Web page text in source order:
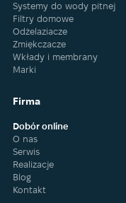
Systemy do wody pitnej
Filtry domowe
Odżelaziacze
Zmiękczacze
Wkłady i membrany
Marki
Firma
Dobór online
O nas
Serwis
Realizacje
Blog
Kontakt